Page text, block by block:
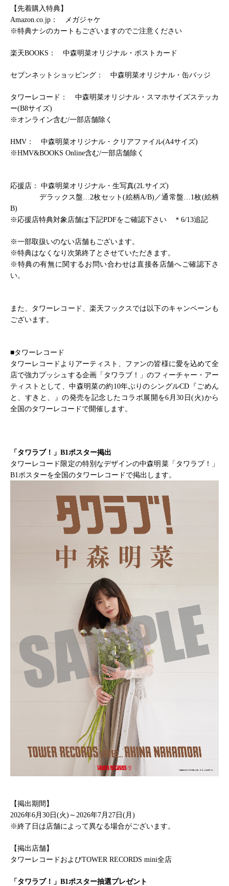
【先着購入特典】
Amazon.co.jp ： メガジャケ
※特典ナシのカートもございますのでご注意ください
楽天BOOKS： 中森明菜オリジナル・ポストカード
セブンネットショッピング： 中森明菜オリジナル・缶バッジ
タワーレコード： 中森明菜オリジナル・スマホサイズステッカ
ー(B8サイズ)
※オンライン含む/一部店舗除く
HMV ： 中森明菜オリジナル・クリアファイル(A4サイズ)
※HMV&BOOKS Online含む/一部店舗除く
応援店： 中森明菜オリジナル・生写真(2Lサイズ)
デラックス盤…2枚セット(絵柄A/B)／通常盤…1枚(絵柄
B)
※応援店特典対象店舗は下記PDFをご確認下さい ＊6/13追記
※一部取扱いのない店舗もございます。
※特典はなくなり次第終了とさせていただきます。
※特典の有無に関するお問い合わせは直接各店舗へご確認下さ
い。
また、タワーレコード、楽天フックスでは以下のキャンペーンも
ございます。
■タワーレコード
タワーレコードよりアーティスト、ファンの皆様に愛を込めて全
店で強力プッシュする企画「タワラブ！」のフィーチャー・アー
ティストとして、中森明菜の約10年ぶりのシングルCD『ごめん
と、すきと、』の発売を記念したコラボ展開を6月30日(火)から
全国のタワーレコードで開催します。
「タワラブ！」B1ポスター掲出
タワーレコード限定の特別なデザインの中森明菜「タワラブ！」
B1ポスターを全国のタワーレコードで掲出します。
【掲出期間】
2026年6月30日(火)～2026年7月27日(月)
※終了日は店舗によって異なる場合がございます。
【掲出店舗】
タワーレコードおよびTOWER RECORDS mini全店
「タワラブ！」B1ポスター抽選プレゼント